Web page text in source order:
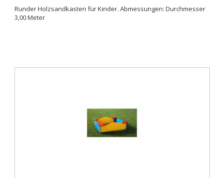
Runder Holzsandkasten für Kinder. Abmessungen: Durchmesser
3,00 Meter